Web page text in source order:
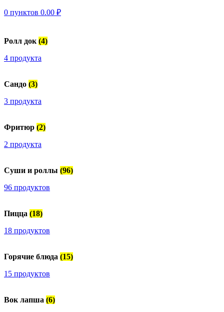
0 пунктов 0.00 ₽
Ролл док (4)
4 продукта
Сандо (3)
3 продукта
Фритюр (2)
2 продукта
Суши и роллы (96)
96 продуктов
Пицца (18)
18 продуктов
Горячие блюда (15)
15 продуктов
Вок лапша (6)